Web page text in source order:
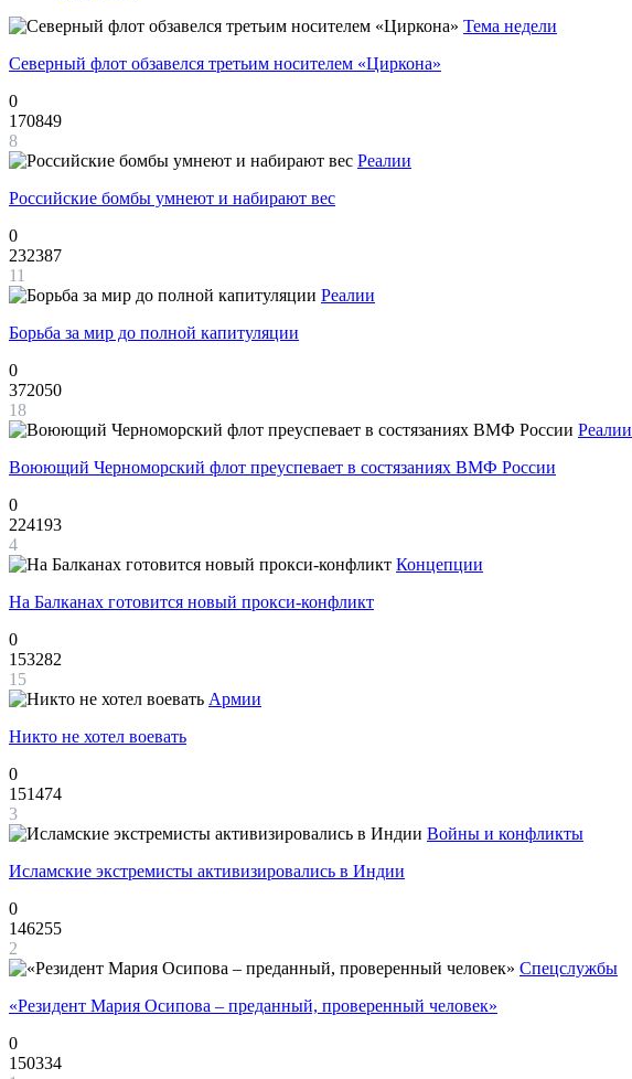
Тема недели
Северный флот обзавелся третьим носителем «Циркона»
0
170849
8
Реалии
Российские бомбы умнеют и набирают вес
0
232387
11
Реалии
Борьба за мир до полной капитуляции
0
372050
18
Реалии
Воюющий Черноморский флот преуспевает в состязаниях ВМФ России
0
224193
4
Концепции
На Балканах готовится новый прокси-конфликт
0
153282
15
Армии
Никто не хотел воевать
0
151474
3
Войны и конфликты
Исламские экстремисты активизировались в Индии
0
146255
2
Спецслужбы
«Резидент Мария Осипова – преданный, проверенный человек»
0
150334